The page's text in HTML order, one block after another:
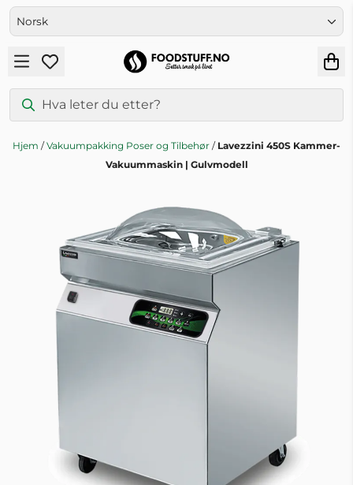
Hopp til innhold
Hjem /Vakuumpakking Poser og Tilbehør / Lavezzini 450S Kammer-
Vakuummaskin | Gulvmodell